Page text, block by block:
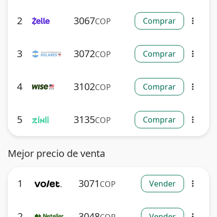
2 3067COP Comprar more_vert
3 3072COP Comprar more_vert
4 3102COP Comprar more_vert
5 3135COP Comprar more_vert
Mejor precio de venta
1 3071 COP Vender more_vert